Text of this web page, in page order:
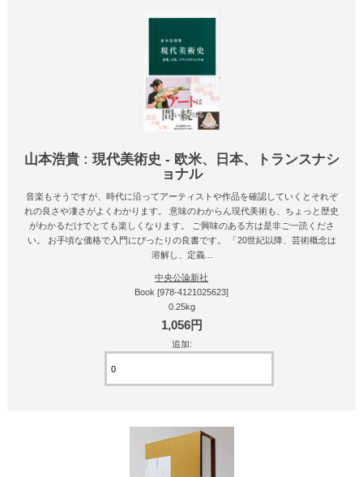
山本浩貴 : 現代美術史 - 欧米、日本、トランスナシ
ョナル
音楽もそうですが、時代に沿ってアーティストや作品を確認していくとそれぞ
れの良さや凄さがよくわかります。 意味のわからん現代美術も、ちょっと歴史
がわかるだけでとても楽しくなります。 ご興味のある方は是非ご一読くださ
い。 お手頃な価格で入門にぴったりの良書です。 「20世紀以降、芸術概念は
溶解し、定義...
中央公論新社
Book [978-4121025623]
0.25kg
1,056円
追加: